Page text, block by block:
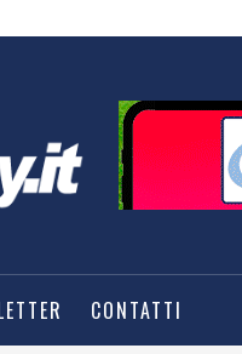
CONTATTI